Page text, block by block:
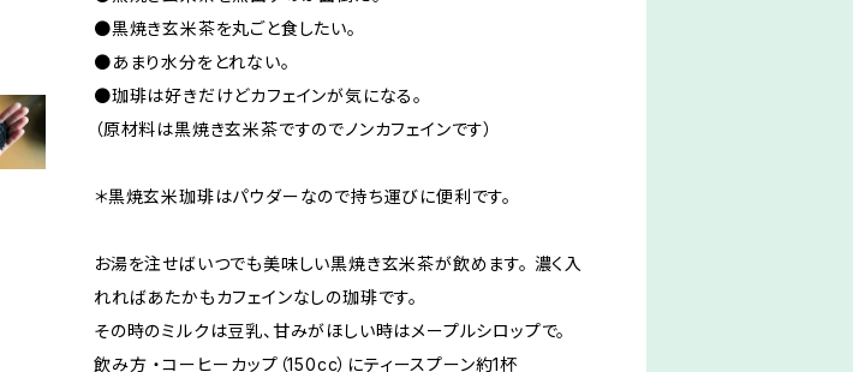
●黒焼き玄米茶を丸ごと食したい。
●あまり水分をとれない。
●珈琲は好きだけどカフェインが気になる。
（原材料は黒焼き玄米茶ですのでノンカフェインです）
＊黒焼玄米珈琲はパウダーなので持ち運びに便利です。
お湯を注せばいつでも美味しい黒焼き玄米茶が飲めます。 濃く入
れればあたかもカフェインなしの珈琲です。
その時のミルクは豆乳、甘みがほしい時はメープルシロップで。
飲み方 ・コーヒーカップ（150cc）にティースプーン約1杯